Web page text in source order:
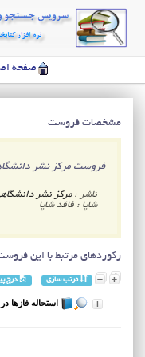
صفحه
مشخصات فروست
فروست مرکز نشر دانشگاهی‌؛ 989.:
ناشر :مرکز نشر
شاپا : فاقد شاپا
رکوردهای مرتبط با این
مرتب سازی درج
استحاله فازها در